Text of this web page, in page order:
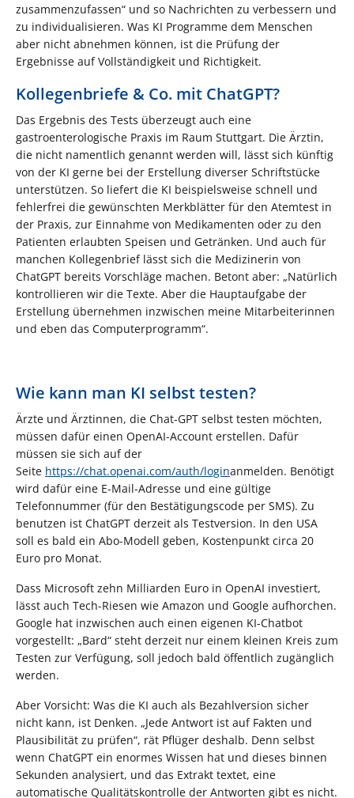
zusammenzufassen“ und so Nachrichten zu verbessern und
zu individualisieren. Was KI Programme dem Menschen
aber nicht abnehmen können, ist die Prüfung der
Ergebnisse auf Vollständigkeit und Richtigkeit.
Kollegenbriefe & Co. mit ChatGPT?
Das Ergebnis des Tests überzeugt auch eine
gastroenterologische Praxis im Raum Stuttgart. Die Ärztin,
die nicht namentlich genannt werden will, lässt sich künftig
von der KI gerne bei der Erstellung diverser Schriftstücke
unterstützen. So liefert die KI beispielsweise schnell und
fehlerfrei die gewünschten Merkblätter für den Atemtest in
der Praxis, zur Einnahme von Medikamenten oder zu den
Patienten erlaubten Speisen und Getränken. Und auch für
manchen Kollegenbrief lässt sich die Medizinerin von
ChatGPT bereits Vorschläge machen. Betont aber: „Natürlich
kontrollieren wir die Texte. Aber die Hauptaufgabe der
Erstellung übernehmen inzwischen meine Mitarbeiterinnen
und eben das Computerprogramm“.
Wie kann man KI selbst testen?
Ärzte und Ärztinnen, die Chat-GPT selbst testen möchten,
müssen dafür einen OpenAI-Account erstellen. Dafür
müssen sie sich auf der
Seite https://chat.openai.com/auth/loginanmelden. Benötigt
wird dafür eine E-Mail-Adresse und eine gültige
Telefonnummer (für den Bestätigungscode per SMS). Zu
benutzen ist ChatGPT derzeit als Testversion. In den USA
soll es bald ein Abo-Modell geben, Kostenpunkt circa 20
Euro pro Monat.
Dass Microsoft zehn Milliarden Euro in OpenAI investiert,
lässt auch Tech-Riesen wie Amazon und Google aufhorchen.
Google hat inzwischen auch einen eigenen KI-Chatbot
vorgestellt: „Bard“ steht derzeit nur einem kleinen Kreis zum
Testen zur Verfügung, soll jedoch bald öffentlich zugänglich
werden.
Aber Vorsicht: Was die KI auch als Bezahlversion sicher
nicht kann, ist Denken. „Jede Antwort ist auf Fakten und
Plausibilität zu prüfen“, rät Pflüger deshalb. Denn selbst
wenn ChatGPT ein enormes Wissen hat und dieses binnen
Sekunden analysiert, und das Extrakt textet, eine
automatische Qualitätskontrolle der Antworten gibt es nicht.